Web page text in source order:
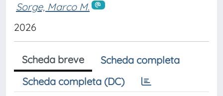
Sorge, Marco M.
2026
Scheda breve
Scheda completa
Scheda completa (DC)